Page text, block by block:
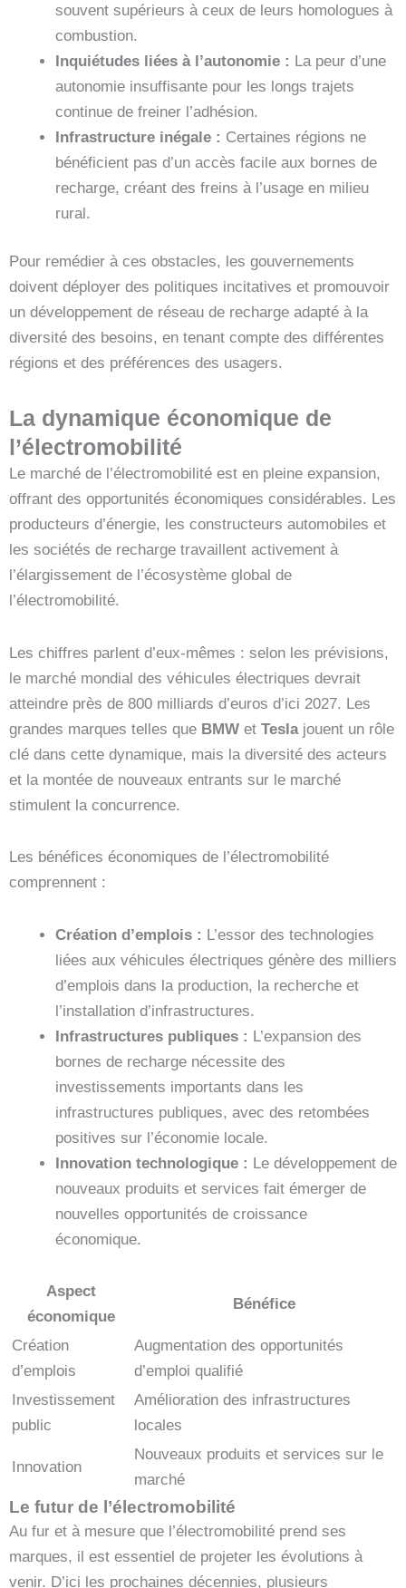
souvent supérieurs à ceux de leurs homologues à
combustion.
Inquiétudes liées à l’autonomie : La peur d’une
autonomie insuffisante pour les longs trajets
continue de freiner l’adhésion.
Infrastructure inégale : Certaines régions ne
bénéficient pas d’un accès facile aux bornes de
recharge, créant des freins à l’usage en milieu
rural.
Pour remédier à ces obstacles, les gouvernements
doivent déployer des politiques incitatives et promouvoir
un développement de réseau de recharge adapté à la
diversité des besoins, en tenant compte des différentes
régions et des préférences des usagers.
La dynamique économique de
l’électromobilité
Le marché de l’électromobilité est en pleine expansion,
offrant des opportunités économiques considérables. Les
producteurs d’énergie, les constructeurs automobiles et
les sociétés de recharge travaillent activement à
l’élargissement de l’écosystème global de
l’électromobilité.
Les chiffres parlent d’eux-mêmes : selon les prévisions,
le marché mondial des véhicules électriques devrait
atteindre près de 800 milliards d’euros d’ici 2027. Les
grandes marques telles que BMW et Teslajouent un rôle
clé dans cette dynamique, mais la diversité des acteurs
et la montée de nouveaux entrants sur le marché
stimulent la concurrence.
Les bénéfices économiques de l’électromobilité
comprennent :
Création d’emplois : L’essor des technologies
liées aux véhicules électriques génère des milliers
d’emplois dans la production, la recherche et
l’installation d’infrastructures.
Infrastructures publiques : L’expansion des
bornes de recharge nécessite des
investissements importants dans les
infrastructures publiques, avec des retombées
positives sur l’économie locale.
Innovation technologique : Le développement de
nouveaux produits et services fait émerger de
nouvelles opportunités de croissance
économique.
Aspect
économique
Bénéfice
Création
d’emplois
Augmentation des opportunités
d’emploi qualifié
Investissement
public
Amélioration des infrastructures
locales
Innovation
Nouveaux produits et services sur le
marché
Le futur de l’électromobilité
Au fur et à mesure que l’électromobilité prend ses
marques, il est essentiel de projeter les évolutions à
venir. D’ici les prochaines décennies, plusieurs